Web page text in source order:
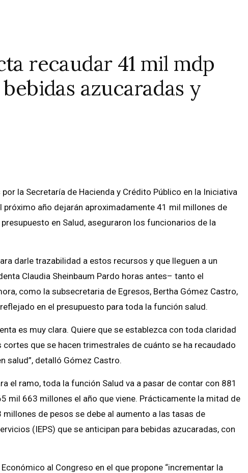
recaudar 41 mil mdp
azucaradas y
la Secretaría de Hacienda y Crédito Público en la Iniciativa
próximo año dejarán aproximadamente 41 mil millones de
en Salud, aseguraron los funcionarios de la
darle trazabilidad a estos recursos y que lleguen a un
Claudia Sheinbaum Pardo horas antes– tanto el
como la subsecretaria de Egresos, Bertha Gómez Castro,
en el presupuesto para toda la función salud.
es muy clara. Quiere que se establezca con toda claridad
que se hacen trimestrales de cuánto se ha recaudado
salud”, detalló Gómez Castro.
el ramo, toda la función Salud va a pasar de contar con 881
mil 663 millones el año que viene. Prácticamente la mitad de
de pesos se debe al aumento a las tasas de
(IEPS) que se anticipan para bebidas azucaradas, con
al Congreso en el que propone “incrementar la